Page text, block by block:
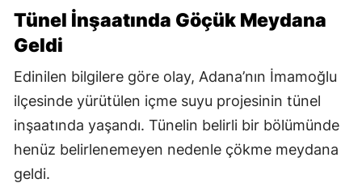
Tünel İnşaatında Göçük Meydana
Geldi
Edinilen bilgilere göre olay, Adana’nın İmamoğlu
ilçesinde yürütülen içme suyu projesinin tünel
inşaatında yaşandı. Tünelin belirli bir bölümünde
henüz belirlenemeyen nedenle çökme meydana
geldi.